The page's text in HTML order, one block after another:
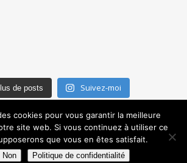
de posts Suivez-moi
Thème Ashe parWP Royal.
cookies pour vous garantir la meilleure
site web. Si vous continuez à utiliser ce
que vous en êtes satisfait.
Non Politique de confidentialité